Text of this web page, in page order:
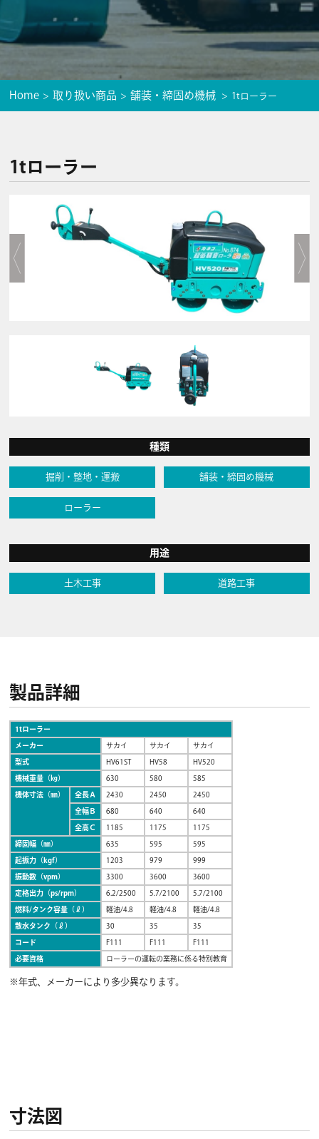
Home 取り扱い商品 舗装・締固め機械 1tローラー
1tローラー
種類
掘削・整地・運搬 舗装・締固め機械
ローラー
用途
土木工事 道路工事
製品詳細
1tローラー
メーカー サカイ サカイ サカイ
型式 HV61ST HV58 HV520
機械重量（㎏） 630 580 585
機体寸法（㎜） 全長Ａ 2430 2450 2450
全幅Ｂ 680 640 640
全高Ｃ 1185 1175 1175
締固幅（㎜） 635 595 595
起振力（kgf） 1203 979 999
振動数（vpm） 3300 3600 3600
定格出力（ps/rpm） 6.2/2500 5.7/2100 5.7/2100
燃料/タンク容量（ℓ） 軽油/4.8 軽油/4.8 軽油/4.8
散水タンク（ℓ） 30 35 35
コード F111 F111 F111
必要資格 ローラーの運転の業務に係る特別教育
※年式、メーカーにより多少異なります。
寸法図